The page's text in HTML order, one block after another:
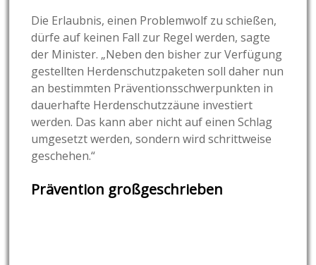
Die Erlaubnis, einen Problemwolf zu schießen,
dürfe auf keinen Fall zur Regel werden, sagte
der Minister. „Neben den bisher zur Verfügung
gestellten Herdenschutzpaketen soll daher nun
an bestimmten Präventionsschwerpunkten in
dauerhafte Herdenschutzzäune investiert
werden. Das kann aber nicht auf einen Schlag
umgesetzt werden, sondern wird schrittweise
geschehen.“
Prävention großgeschrieben